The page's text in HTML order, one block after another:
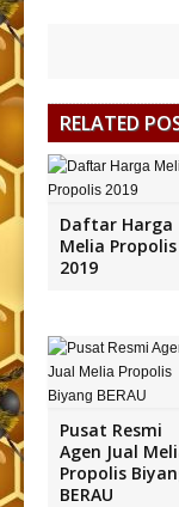
RELATED
Daftar Harga
Melia Propolis
2019
Pusat Resmi
Agen Jual
Propolis
BERAU